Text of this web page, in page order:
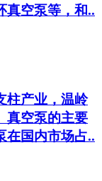
真空泵等，和..
产业，温岭
真空泵的主要
在国内市场占..